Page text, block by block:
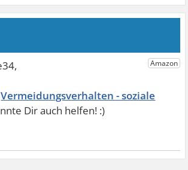
Vermeidungsverhalten - soziale